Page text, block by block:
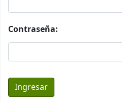
Contraseña: